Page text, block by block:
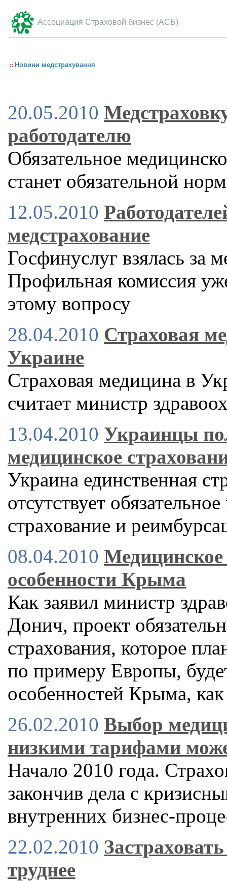
Ассоциация Страховой бизнес (АСБ)
Новини медстрахування
20.05.2010
работодателю
Обязательное
станет обязательной
12.05.2010
медстрахование
Госфинуслуг взялась за
Профильная комиссия
этому вопросу
28.04.2010 Страховая
Украине
Страховая медицина в
считает министр
13.04.2010 Украинцы
медицинское
Украина единственная
отсутствует
страхование и
08.04.2010 Медицинское
особенности Крыма
Как заявил министр
Донич, проект
страхования, которое
по примеру Европы,
особенностей Крыма,
26.02.2010 Выбор
низкими тарифами
Начало 2010 года.
закончив дела с
внутренних бизнес-
22.02.2010
труднее